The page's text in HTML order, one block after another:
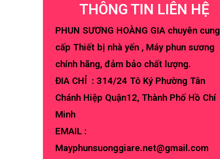
THÔNG TIN LIÊN HỆ
PHUN SƯƠNG HOÀNG GIA chuyên cung
cấp Thiết bị nhà yến , Máy phun sương
chính hãng, đảm bảo chất lượng.
ĐIA CHỈ : 314/24 Tô Ký Phường Tân
Chánh Hiệp Quận12, Thành Phố Hồ Chí
Minh
EMAIL :
Mayphunsuonggiare.net@gmail.com